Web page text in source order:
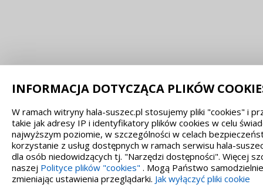
INFORMACJA DOTYCZĄCA PLIKÓW
W ramach witryny hala-suszec.pl stosujemy pliki "cookies" i
takie jak adresy IP i identyfikatory plików cookies w celu
najwyższym poziomie, w szczególności w celach
korzystanie z usług dostępnych w ramach serwisu hala-
dla osób niedowidzących tj. "Narzędzi dostępności". Więcej
naszej Polityce plików "cookies" . Mogą Państwo
zmieniając ustawienia przeglądarki. Jak wyłączyć pliki cookie